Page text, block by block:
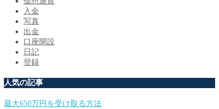
入金
写真
出金
口座開設
日記
登録
人気の記事
最大650万円を受け取る方法